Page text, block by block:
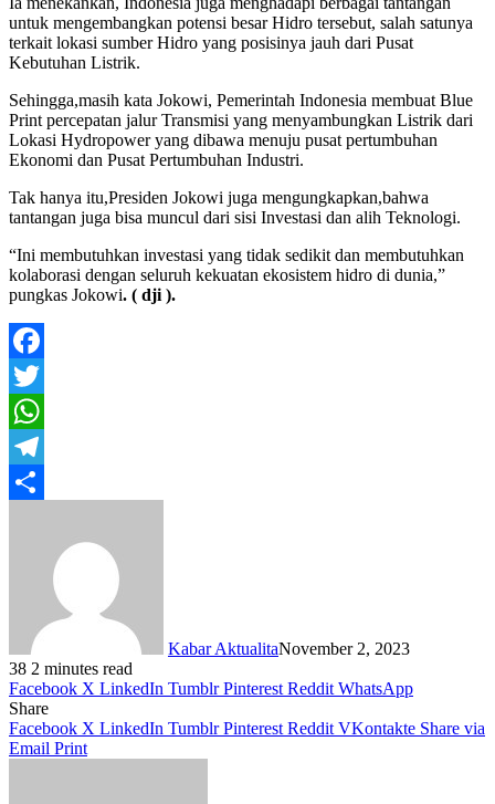
untuk mengembangkan potensi besar Hidro tersebut, salah satunya
terkait lokasi sumber Hidro yang posisinya jauh dari Pusat
Kebutuhan Listrik.
Sehingga,masih kata Jokowi, Pemerintah Indonesia membuat Blue
Print percepatan jalur Transmisi yang menyambungkan Listrik dari
Lokasi Hydropower yang dibawa menuju pusat pertumbuhan
Ekonomi dan Pusat Pertumbuhan Industri.
Tak hanya itu,Presiden Jokowi juga mengungkapkan,bahwa
tantangan juga bisa muncul dari sisi Investasi dan alih Teknologi.
“Ini membutuhkan investasi yang tidak sedikit dan membutuhkan
kolaborasi dengan seluruh kekuatan ekosistem hidro di dunia,”
pungkas Jokowi. ( dji ).
Facebook
Twitter
WhatsApp
Telegram
Kabar AktualitaNovember 2, 2023
38 2 minutes read
Facebook X LinkedIn Tumblr Pinterest Reddit WhatsApp
Share
Facebook X LinkedIn Tumblr Pinterest Reddit VKontakte Share via
Email Print